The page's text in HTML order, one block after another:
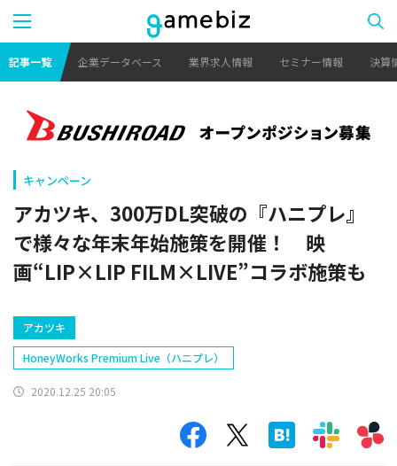
記事一覧 企業データベース 業界求人情報 セミナー情報 決算
キャンペーン
アカツキ、300万DL突破の『ハニプレ』
で様々な年末年始施策を開催！ 映
画“LIP×LIP FILM×LIVE”コラボ施策も
アカツキ
HoneyWorks Premium Live（ハニプレ）
2020.12.25 20:05